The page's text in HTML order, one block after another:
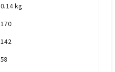
0.14 kg
170
142
58